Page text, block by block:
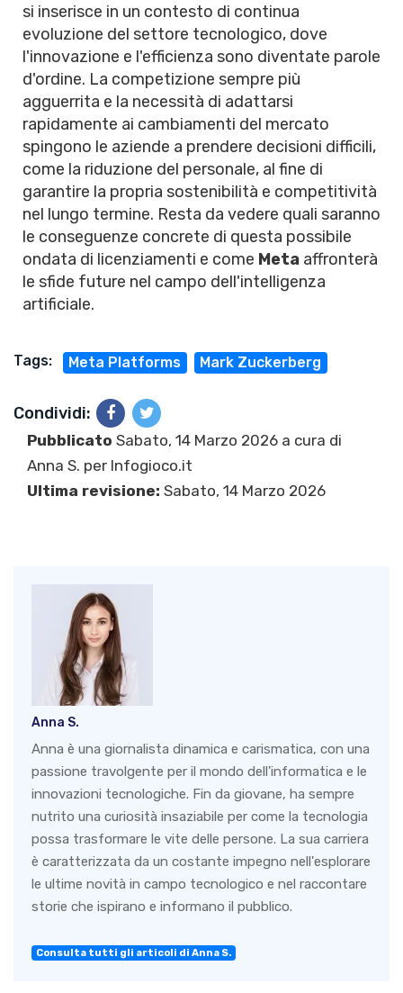
si inserisce in un contesto di continua
evoluzione del settore tecnologico, dove
l'innovazione e l'efficienza sono diventate parole
d'ordine. La competizione sempre più
agguerrita e la necessità di adattarsi
rapidamente ai cambiamenti del mercato
spingono le aziende a prendere decisioni difficili,
come la riduzione del personale, al fine di
garantire la propria sostenibilità e competitività
nel lungo termine. Resta da vedere quali saranno
le conseguenze concrete di questa possibile
ondata di licenziamenti e come Meta affronterà
le sfide future nel campo dell'intelligenza
artificiale.
Tags: Meta Platforms Mark Zuckerberg
Condividi:
Pubblicato Sabato, 14 Marzo 2026 a cura di
Anna S. per Infogioco.it
Ultima revisione: Sabato, 14 Marzo 2026
Anna S.
Anna è una giornalista dinamica e carismatica, con una
passione travolgente per il mondo dell'informatica e le
innovazioni tecnologiche. Fin da giovane, ha sempre
nutrito una curiosità insaziabile per come la tecnologia
possa trasformare le vite delle persone. La sua carriera
è caratterizzata da un costante impegno nell'esplorare
le ultime novità in campo tecnologico e nel raccontare
storie che ispirano e informano il pubblico.
Consulta tutti gli articoli di Anna S.